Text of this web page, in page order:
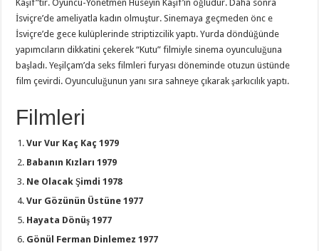
Kaşif”tir. Oyuncu-Yönetmen Hüseyin Kaşif’in oğludur. Daha sonra
İsviçre’de ameliyatla kadın olmuştur. Sinemaya geçmeden önce
İsviçre’de gece kulüplerinde striptizcilik yaptı. Yurda döndüğünde
yapımcıların dikkatini çekerek “Kutu” filmiyle sinema oyunculuğuna
başladı. Yeşilçam’da seks filmleri furyası döneminde otuzun üstünde
film çevirdi. Oyunculuğunun yanı sıra sahneye çıkarak şarkıcılık yaptı.
Filmleri
Vur Vur Kaç Kaç 1979
Babanın Kızları 1979
Ne Olacak Şimdi 1978
Vur Gözünün Üstüne 1977
Hayata Dönüş 1977
Gönül Ferman Dinlemez 1977